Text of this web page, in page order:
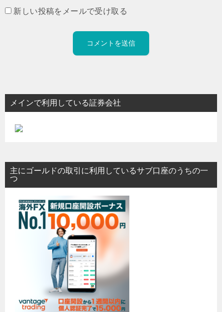
新しい投稿をメールで受け取る
メインで利用している証券会社
主にゴールドの取引に利用しているサブ口座のうちの一
つ